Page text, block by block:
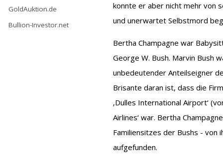
GoldAuktion.de
Bullion-Investor.net
konnte er aber nicht mehr von
und unerwartet Selbstmord
Bertha Champagne war
George W. Bush. Marvin Bush
unbedeutender Anteilseigner
Brisante daran ist, dass die
‚Dulles International Airport‘
Airlines‘ war. Bertha
Familiensitzes der Bushs -
aufgefunden.